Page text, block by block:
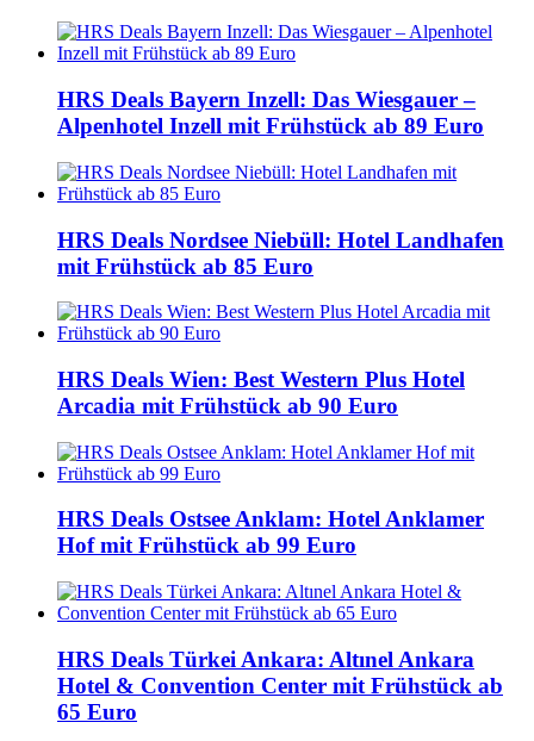
HRS Deals Bayern Inzell: Das Wiesgauer –
Alpenhotel Inzell mit Frühstück ab 89 Euro
HRS Deals Nordsee Niebüll: Hotel Landhafen
mit Frühstück ab 85 Euro
HRS Deals Wien: Best Western Plus Hotel
Arcadia mit Frühstück ab 90 Euro
HRS Deals Ostsee Anklam: Hotel Anklamer
Hof mit Frühstück ab 99 Euro
HRS Deals Türkei Ankara: Altınel Ankara
Hotel & Convention Center mit Frühstück ab
65 Euro